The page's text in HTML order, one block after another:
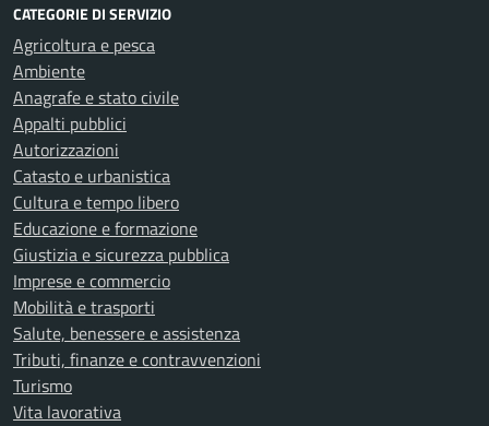
CATEGORIE DI SERVIZIO
Agricoltura e pesca
Ambiente
Anagrafe e stato civile
Appalti pubblici
Autorizzazioni
Catasto e urbanistica
Cultura e tempo libero
Educazione e formazione
Giustizia e sicurezza pubblica
Imprese e commercio
Mobilità e trasporti
Salute, benessere e assistenza
Tributi, finanze e contravvenzioni
Turismo
Vita lavorativa